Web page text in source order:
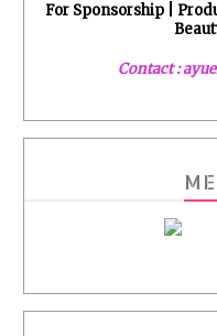
For Sponsorship |
Contact :